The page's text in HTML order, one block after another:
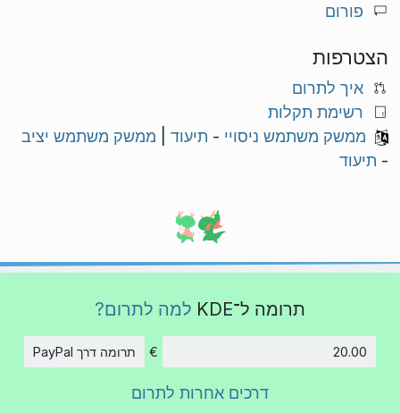
פורום
הצטרפות
איך לתרום
רשימת תקלות
ממשק משתמש ניסויי - תיעוד
ממשק משתמש יציב
- תיעוד
תרומה ל־KDE למה לתרום?
€ תרומה דרך PayPal
דרכים אחרות לתרום